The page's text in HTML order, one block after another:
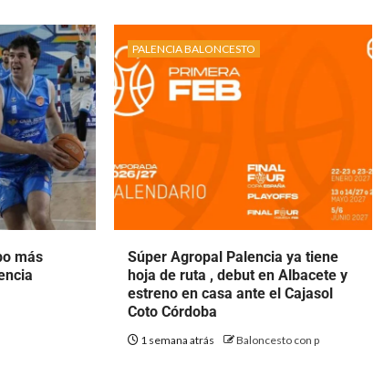
más
PALENCIA BALONCESTO
Súper Agropal Palencia ya tiene
hoja de ruta , debut en Albacete y
estreno en casa ante el Cajasol
Coto Córdoba
1 semana atrás Baloncesto con p